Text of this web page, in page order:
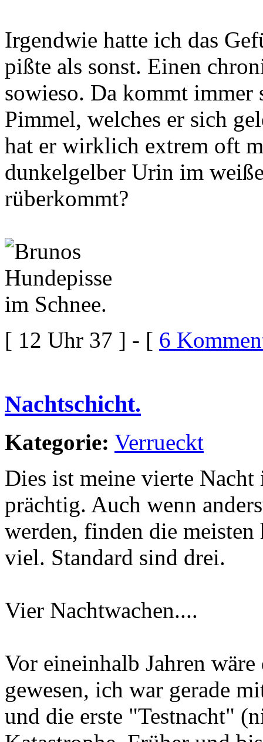
Irgendwie hatte ich das
pißte als sonst. Einen
sowieso. Da kommt immer
Pimmel, welches er sich
hat er wirklich extrem oft
dunkelgelber Urin im
rüberkommt?
[ 12 Uhr 37 ] - [ 6
Nachtschicht.
Kategorie: Verrueckt
Dies ist meine vierte
prächtig. Auch wenn
werden, finden die
viel. Standard sind drei.
Vier Nachtwachen....
Vor eineinhalb Jahren
gewesen, ich war gerade
und die erste "Testnacht"